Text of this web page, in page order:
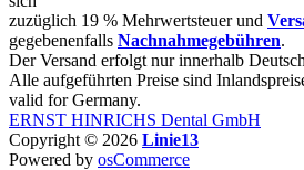
zuzüglich 19 % Mehrwertsteuer und
gegebenenfalls Nachnahmegebühren.
Der Versand erfolgt nur innerhalb
Alle aufgeführten Preise sind
valid for Germany.
ERNST HINRICHS Dental GmbH
Copyright © 2026 Linie13
Powered by osCommerce